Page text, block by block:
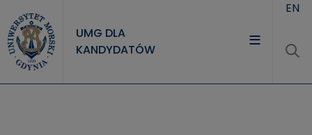
UMG DLA
KANDYDATÓW
EN